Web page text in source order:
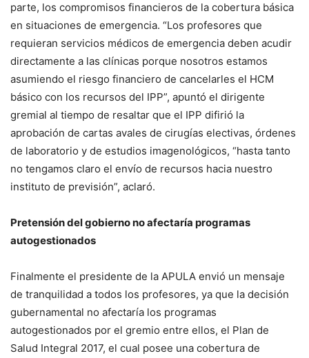
parte, los compromisos financieros de la cobertura básica
en situaciones de emergencia. “Los profesores que
requieran servicios médicos de emergencia deben acudir
directamente a las clínicas porque nosotros estamos
asumiendo el riesgo financiero de cancelarles el HCM
básico con los recursos del IPP”, apuntó el dirigente
gremial al tiempo de resaltar que el IPP difirió la
aprobación de cartas avales de cirugías electivas, órdenes
de laboratorio y de estudios imagenológicos, “hasta tanto
no tengamos claro el envío de recursos hacia nuestro
instituto de previsión”, aclaró.
Pretensión del gobierno no afectaría programas
autogestionados
Finalmente el presidente de la APULA envió un mensaje
de tranquilidad a todos los profesores, ya que la decisión
gubernamental no afectaría los programas
autogestionados por el gremio entre ellos, el Plan de
Salud Integral 2017, el cual posee una cobertura de